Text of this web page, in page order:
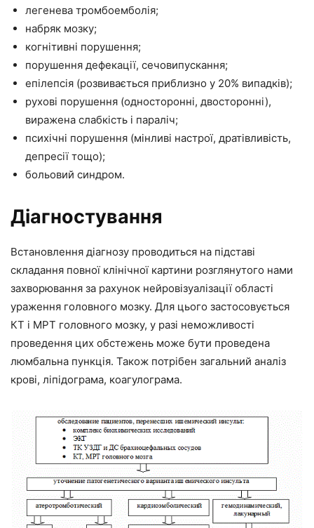
легенева тромбоемболія;
набряк мозку;
когнітивні порушення;
порушення дефекації, сечовипускання;
епілепсія (розвивається приблизно у 20% випадків);
рухові порушення (односторонні, двосторонні),
виражена слабкість і параліч;
психічні порушення (мінливі настрої, дратівливість,
депресії тощо);
больовий синдром.
Діагностування
Встановлення діагнозу проводиться на підставі
складання повної клінічної картини розглянутого нами
захворювання за рахунок нейровізуалізації області
ураження головного мозку. Для цього застосовується
КТ і МРТ головного мозку, у разі неможливості
проведення цих обстежень може бути проведена
люмбальна пункція. Також потрібен загальний аналіз
крові, ліпідограма, коагулограма.